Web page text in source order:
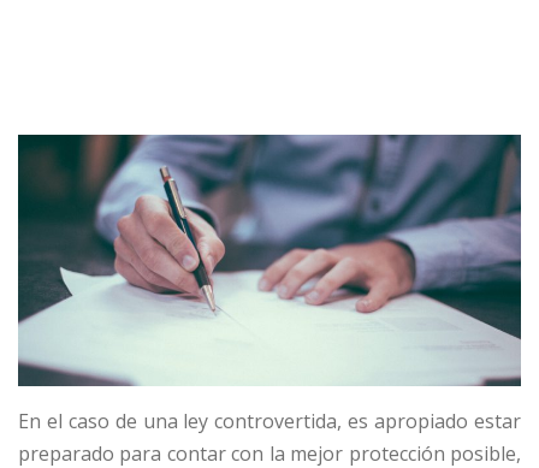
En el caso de una ley controvertida, es apropiado estar
preparado para contar con la mejor protección posible,